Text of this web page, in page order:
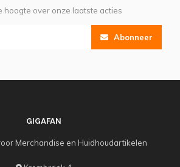
hoogte over onze laatste acties
Abonneer
GIGAFAN
Merchandise en Huidhoudartikelen